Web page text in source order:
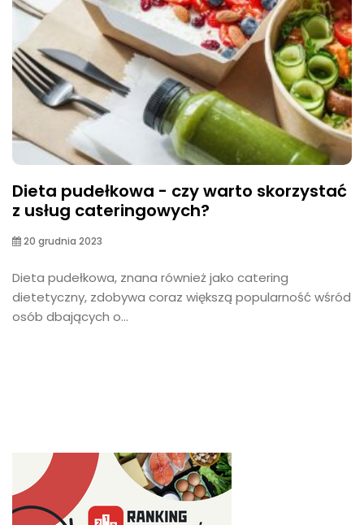
Dieta pudełkowa - czy warto skorzystać
z usług cateringowych?
20 grudnia 2023
Dieta pudełkowa, znana również jako catering
dietetyczny, zdobywa coraz większą popularność wśród
osób dbających o...